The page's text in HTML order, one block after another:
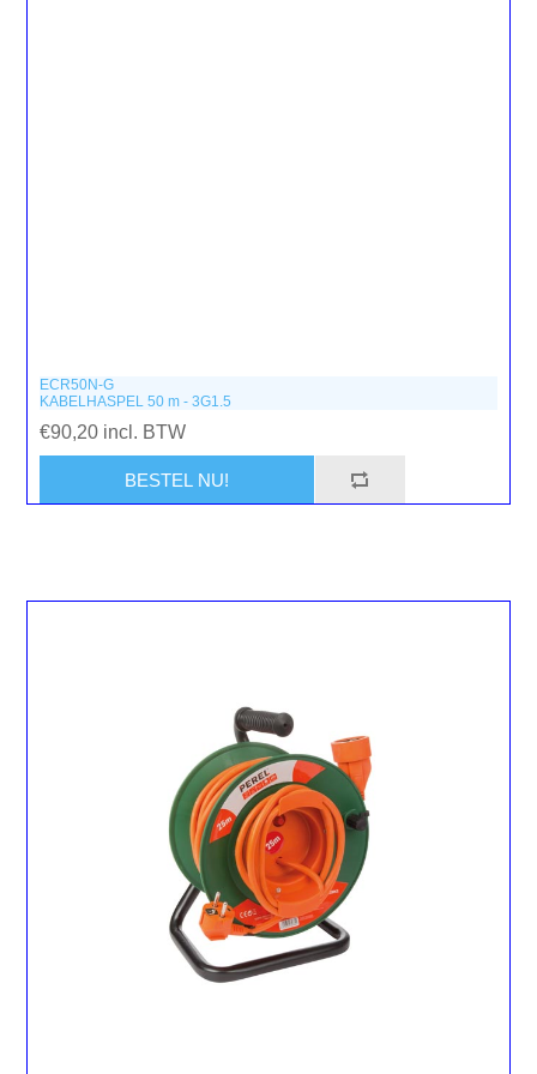
ECR50N-G
KABELHASPEL 50 m - 3G1.5
€90,20 incl. BTW